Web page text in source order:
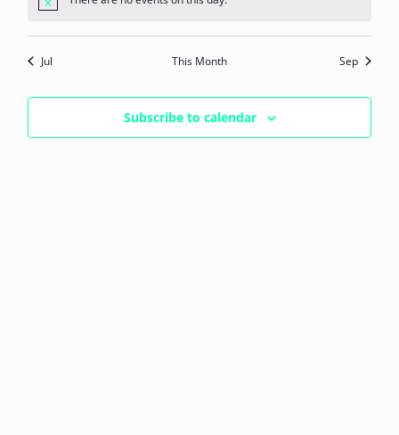
Notice
Jul This Month Sep
Subscribe to calendar